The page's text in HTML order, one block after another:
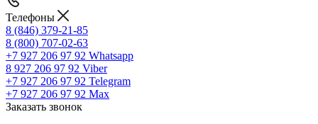
Телефоны
8 (846) 379-21-85
8 (800) 707-02-63
+7 927 206 97 92 Whatsapp
8 927 206 97 92 Viber
+7 927 206 97 92 Telegram
+7 927 206 97 92 Max
Заказать звонок